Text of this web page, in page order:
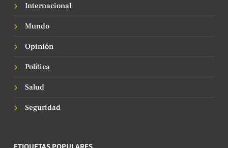
Internacional
Mundo
Opinión
Política
Salud
Seguridad
ETIQUETAS POPULARES